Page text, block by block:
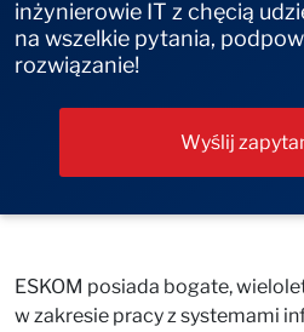
inżynierowie IT z chęcią
na wszelkie pytania,
rozwiązanie!
Wyślij
ESKOM posiada bogate,
w zakresie pracy z systemami